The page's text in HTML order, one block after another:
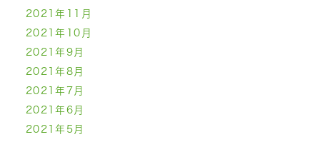
2021年11月
2021年10月
2021年9月
2021年8月
2021年7月
2021年6月
2021年5月